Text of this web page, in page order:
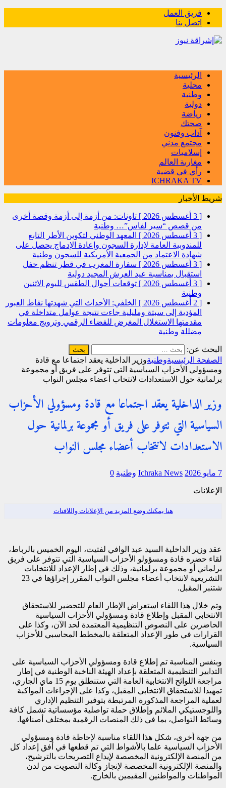
فريق العمل
اتصل بنا
الرئيسية
محلية
وطنية
دولية
رياضة
صحتك
آداب وفنون
مجتمع مدني
إسلاميات
مغاربة العالم
رأي في قضية
ICHRAKA TV
شريط الأخبار
[ 3 أغسطس 2026 ]
تاونات: من أزمة إلى أزمة وقصة أخرى
من قصص “سير لفاس”… وطنية
[ 3 أغسطس 2026 ]
المعهد الوطني لتكوين الأطر التابع
للمندوبية العامة لإدارة السجون وإعادة الإدماج يحصل على
شهادة الاعتماد من الجمعية الأمريكية للسجون وطنية
[ 3 أغسطس 2026 ]
سفارة المغرب في قطر تنظم حفل
استقبال بمناسبة عيد العرش المجيد دولية
[ 3 أغسطس 2026 ]
توقعات أحوال الطقس لليوم الاثنين
وطنية
[ 2 أغسطس 2026 ]
الخلفي: الأحداث التي شهدتها نقاط العبور
المؤدية إلى سبتة ومليلية جاءت نتيجة عوامل متداخلة في
مقدمتها الاستغلال المغرض للفضاء الرقمي وترويج معلومات
مضللة وطنية
البحث عن:
الصفحة الرئيسيةوطنيةوزير الداخلية يعقد اجتماعا مع قادة
ومسؤولي الأحزاب السياسية التي تتوفر على فريق أو مجموعة
برلمانية حول الاستعدادات لانتخاب أعضاء مجلس النواب
وزير الداخلية يعقد اجتماعا مع قادة ومسؤولي الأحزاب
السياسية التي تتوفر على فريق أو مجموعة برلمانية حول
الاستعدادات لانتخاب أعضاء مجلس النواب
7 مايو 2026 Ichraka News وطنية 0
الإعلانات
هنا يمكنك وضع المزيد من الإعلانات واللافتات
عقد وزير الداخلية السيد عبد الوافي لفتيت، اليوم الخميس بالرباط،
لقاء حضره قادة ومسؤولو الأحزاب السياسية التي تتوفر على فريق
برلماني أو مجموعة برلمانية، وذلك في إطار الإعداد للانتخابات
التشريعية لانتخاب أعضاء مجلس النواب المقرر إجراؤها في 23
شتنبر المقبل.
وتم خلال هذا اللقاء استعراض الإطار العام للتحضير للاستحقاق
الانتخابي المقبل وإطلاع قادة ومسؤولي الأحزاب السياسية
الحاضرين على النصوص التنظيمية المعتمدة لحد الآن، وكذا على
القرارات في طور الإعداد المتعلقة بالمخطط المحاسبي للأحزاب
السياسية.
وبنفس المناسبة تم إطلاع قادة ومسؤولي الأحزاب السياسية على
التدابير التنظيمية المتعلقة بإعداد الهيئة الناخبة الوطنية في إطار
مراجعة اللوائح الانتخابية العامة التي ستنطلق يوم 15 ماي الجاري،
تمهيدا للاستحقاق الانتخابي المقبل، وكذا على الإجراءات المواكبة
لعملية المراجعة المذكورة المرتبطة بتوفير التنظيم الإداري
واللوجستيكي الملائم وإطلاق حملة تواصلية مؤسساتية تشمل كافة
وسائط التواصل، بما في ذلك المنصات الرقمية بمختلف أصنافها.
من جهة أخرى، شكل هذا اللقاء مناسبة لإحاطة قادة ومسؤولي
الأحزاب السياسية علما بالأشواط التي تم قطعها في أفق إعداد كل
من المنصة الإلكترونية المخصصة لإيداع التصريحات بالترشيح،
والمنصة الإلكترونية المخصصة لإنجاز وكالة التصويت من لدن
المواطنات والمواطنين المقيمين بالخارج.